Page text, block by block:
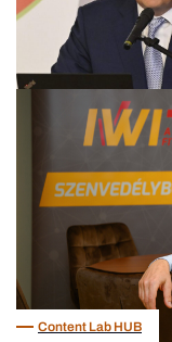
vállalkozások
Befektetés
Content Lab HUB